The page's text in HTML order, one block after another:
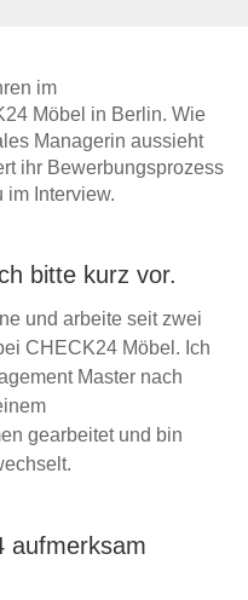
im
Möbel in Berlin. Wie
Managerin aussieht
ihr Bewerbungsprozess
im Interview.
bitte kurz vor.
und arbeite seit zwei
CHECK24 Möbel. Ich
Master nach
gearbeitet und bin
aufmerksam